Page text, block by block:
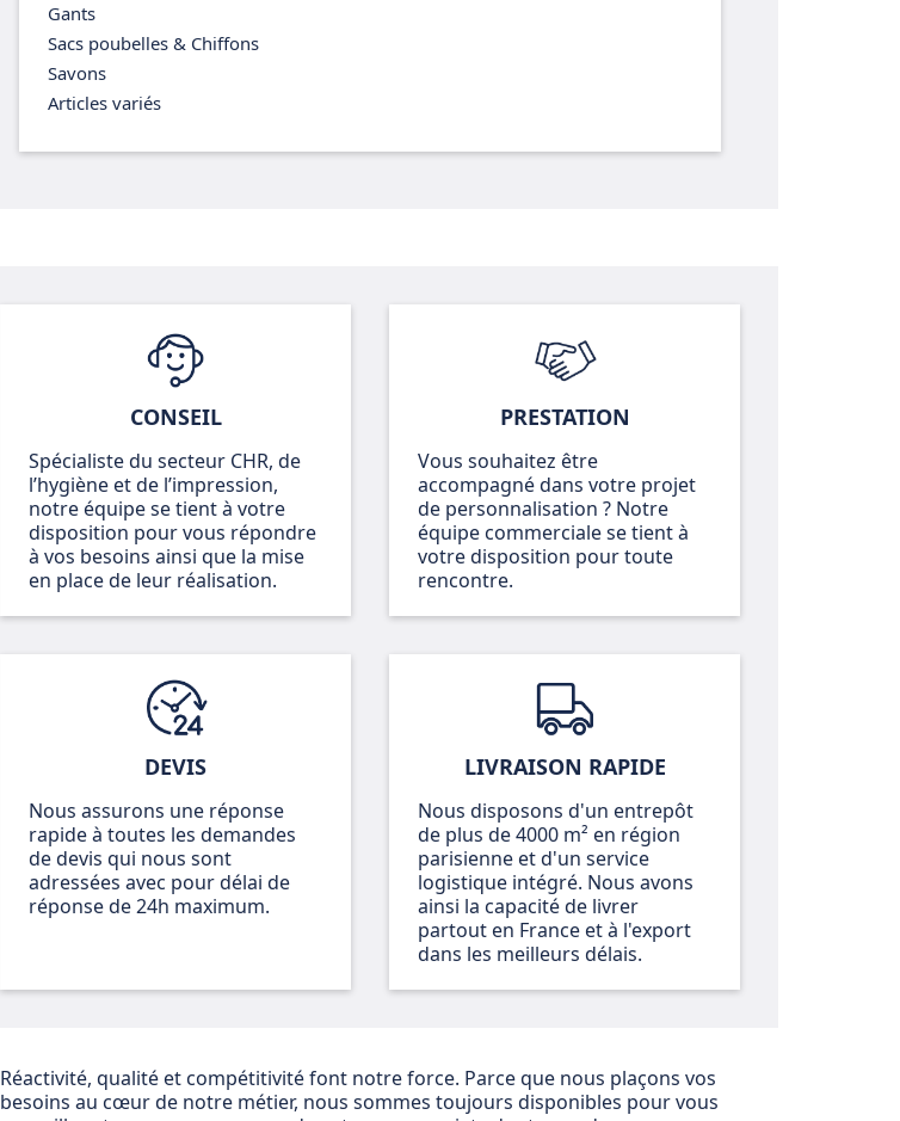
Gants
Sacs poubelles & Chiffons
Savons
Articles variés
CONSEIL
Spécialiste du secteur CHR, de
l’hygiène et de l’impression,
notre équipe se tient à votre
disposition pour vous répondre
à vos besoins ainsi que la mise
en place de leur réalisation.
PRESTATION
Vous souhaitez être
accompagné dans votre projet
de personnalisation ? Notre
équipe commerciale se tient à
votre disposition pour toute
rencontre.
DEVIS
Nous assurons une réponse
rapide à toutes les demandes
de devis qui nous sont
adressées avec pour délai de
réponse de 24h maximum.
LIVRAISON RAPIDE
Nous disposons d'un entrepôt
de plus de 4000 m² en région
parisienne et d'un service
logistique intégré. Nous avons
ainsi la capacité de livrer
partout en France et à l'export
dans les meilleurs délais.
Réactivité, qualité et compétitivité font notre force. Parce que nous plaçons vos
besoins au cœur de notre métier, nous sommes toujours disponibles pour vous